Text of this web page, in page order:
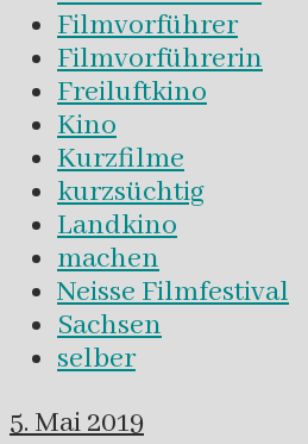
Filmvorführer
Filmvorführerin
Freiluftkino
Kino
Kurzfilme
kurzsüchtig
Landkino
machen
Neisse Filmfestival
Sachsen
selber
5. Mai 2019